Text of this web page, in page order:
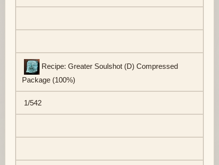
Recipe: Greater Soulshot (D) Compressed
Package (100%)
1/542